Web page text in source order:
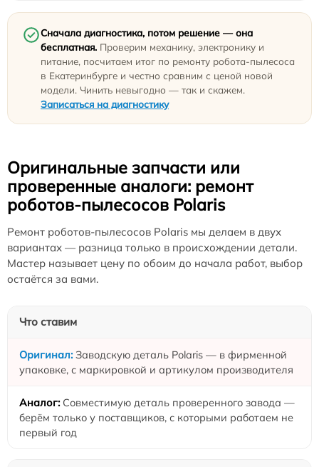
Сначала диагностика, потом решение — она
бесплатная. Проверим механику, электронику и
питание, посчитаем итог по ремонту робота-пылесоса
в Екатеринбурге и честно сравним с ценой новой
модели. Чинить невыгодно — так и скажем.
Записаться на диагностику
Оригинальные запчасти или
проверенные аналоги: ремонт
роботов-пылесосов Polaris
Ремонт роботов-пылесосов Polaris мы делаем в двух
вариантах — разница только в происхождении детали.
Мастер называет цену по обоим до начала работ, выбор
остаётся за вами.
Что ставим
Заводскую деталь Polaris — в фирменной
упаковке, с маркировкой и артикулом производителя
Совместимую деталь проверенного завода —
берём только у поставщиков, с которыми работаем не
первый год